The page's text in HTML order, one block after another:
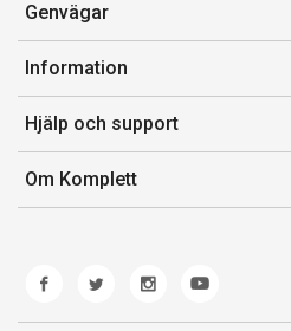
Genvägar
Konto
Orderhistorik
Presentkort
Komplett Club
Information
Försäljningsvillkor
Medlemsvillkor for Komplett Club
Lediga tjänster
Hjälp och support
Kontakta oss
Kundservice
Produkthjälp och retur
Felsökning och guider
Om Komplett